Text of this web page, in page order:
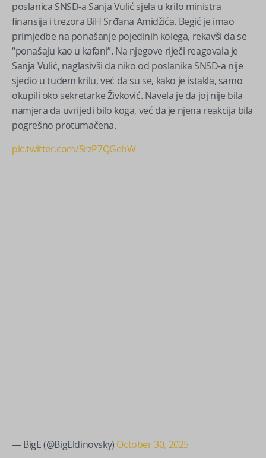
poslanica SNSD-a Sanja Vulić sjela u krilo ministra
finansija i trezora BiH Srđana Amidžića. Begić je imao
primjedbe na ponašanje pojedinih kolega, rekavši da se
“ponašaju kao u kafani”. Na njegove riječi reagovala je
Sanja Vulić, naglasivši da niko od poslanika SNSD-a nije
sjedio u tuđem krilu, već da su se, kako je istakla, samo
okupili oko sekretarke Živković. Navela je da joj nije bila
namjera da uvrijedi bilo koga, već da je njena reakcija bila
pogrešno protumačena.
pic.twitter.com/SrzP7QGehW
— BigE (@BigEldinovsky) October 30, 2025